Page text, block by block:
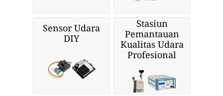
Sensor Udara
DIY
Stasiun
Pemantauan
Kualitas Udara
Profesional